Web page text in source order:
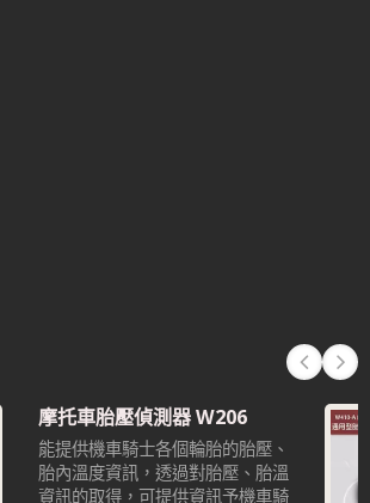
摩托車胎壓偵測器 W206
能提供機車騎士各個輪胎的胎壓、
胎內溫度資訊，透過對胎壓、胎溫
資訊的取得，可提供資訊予機車騎